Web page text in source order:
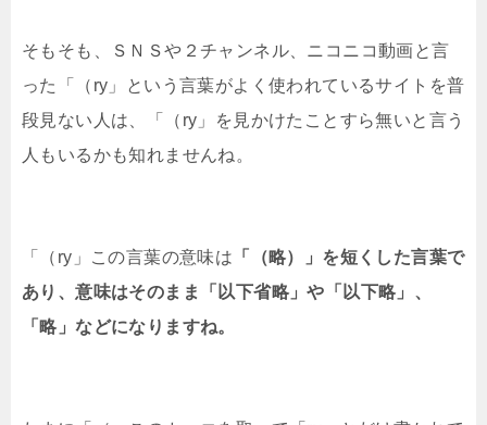
そもそも、ＳＮＳや２チャンネル、ニコニコ動画と言
った「（ry」という言葉がよく使われているサイトを普
段見ない人は、「（ry」を見かけたことすら無いと言う
人もいるかも知れませんね。
「（ry」この言葉の意味は 「（略）」を短くした言葉で
あり、意味はそのまま「以下省略」や「以下略」、
「略」などになりますね。